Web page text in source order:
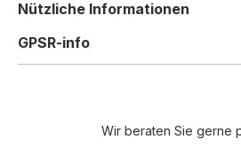
Nützliche Informationen
GPSR-info
Wir beraten Sie gerne